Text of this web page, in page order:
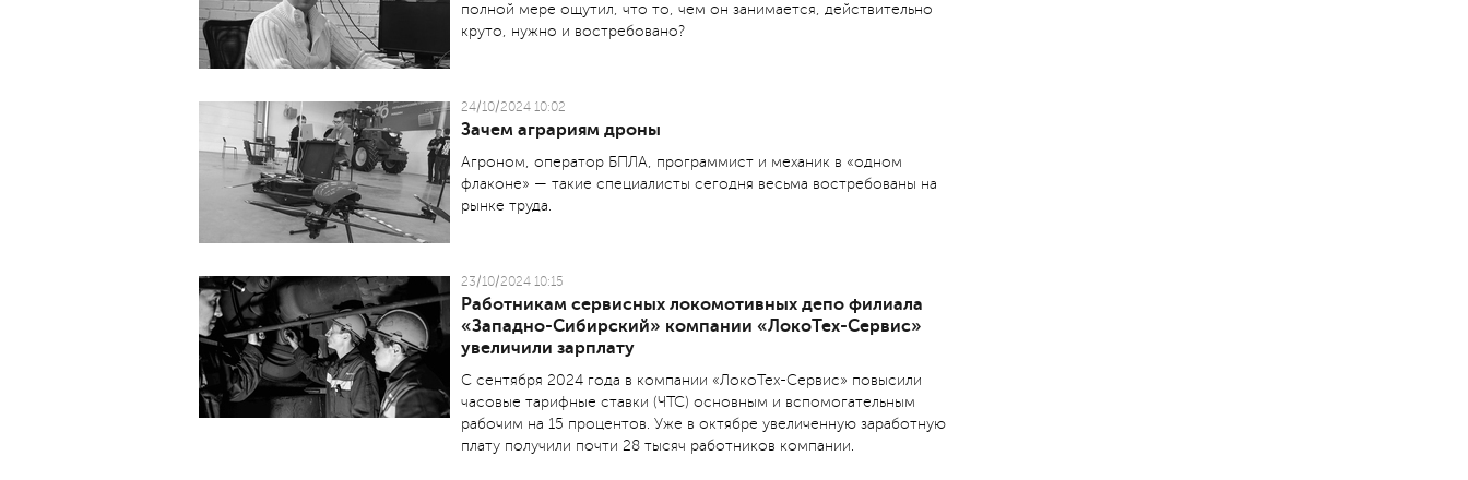
полной мере ощутил, что то, чем он занимается, действительно
круто, нужно и востребовано?
24/10/2024 10:02
Зачем аграриям дроны
Агроном, оператор БПЛА, программист и механик в «одном
флаконе» — такие специалисты сегодня весьма востребованы на
рынке труда.
23/10/2024 10:15
Работникам сервисных локомотивных депо филиала
«Западно-Сибирский» компании «ЛокоТех-Сервис»
увеличили зарплату
С сентября 2024 года в компании «ЛокоТех-Сервис» повысили
часовые тарифные ставки (ЧТС) основным и вспомогательным
рабочим на 15 процентов. Уже в октябре увеличенную заработную
плату получили почти 28 тысяч работников компании.